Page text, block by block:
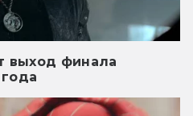
выход финала